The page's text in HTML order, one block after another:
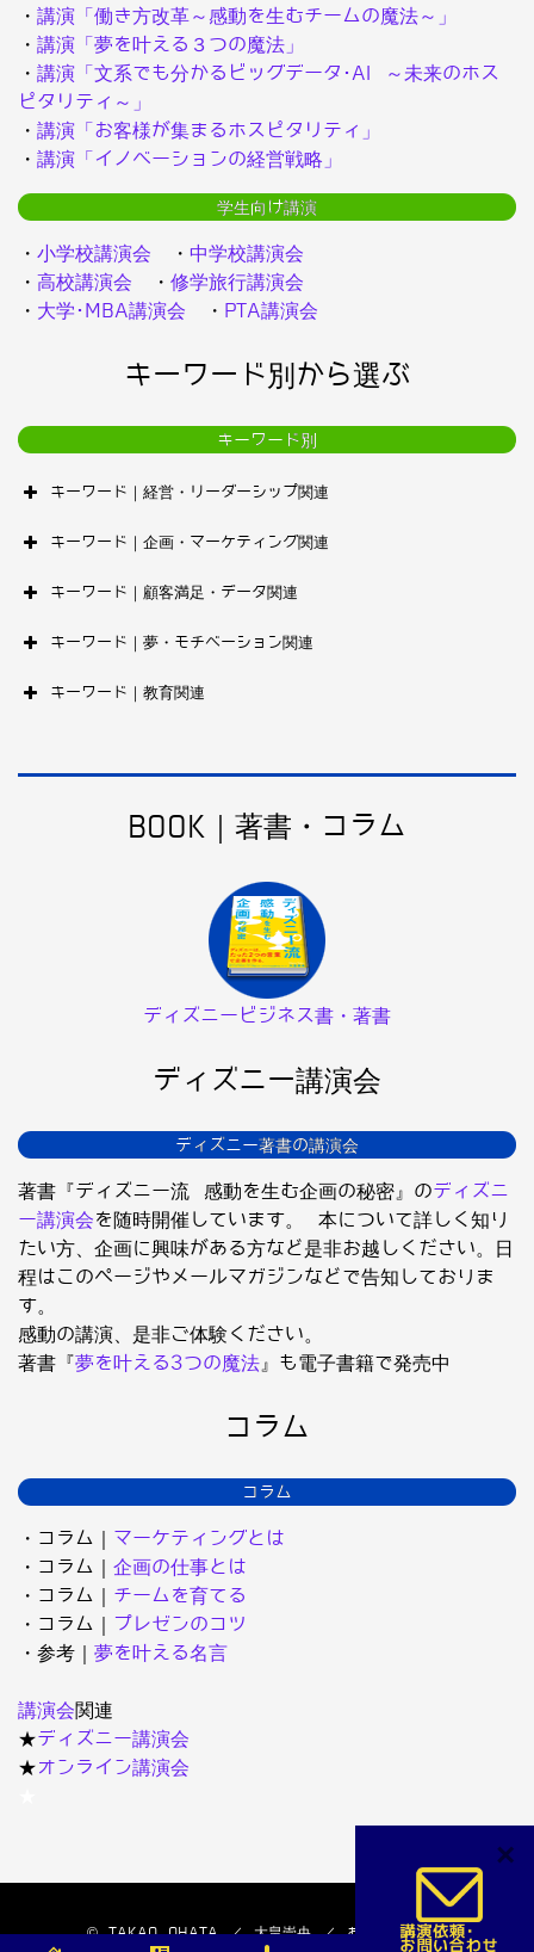
・ 講演「働き方改革～感動を生むチームの魔法～」
・ 講演「夢を叶える３つの魔法」
・ 講演「文系でも分かるビッグデータ･AI ～未来のホス
ピタリティ～」
・ 講演「お客様が集まるホスピタリティ」
・ 講演「イノベーションの経営戦略」
学生向け講演
・ 小学校講演会 ・ 中学校講演会
・ 高校講演会 ・ 修学旅行講演会
・ 大学･MBA講演会 ・ PTA講演会
キーワード別から選ぶ
キーワード別
キーワード｜経営・リーダーシップ関連
キーワード｜企画・マーケティング関連
キーワード｜顧客満足・データ関連
キーワード｜夢・モチベーション関連
キーワード｜教育関連
BOOK｜著書・コラム
ディズニービジネス書・著書
ディズニー講演会
ディズニー著書の講演会
著書『ディズニー流 感動を生む企画の秘密』のディズニ
ー講演会を随時開催しています。 本について詳しく知り
たい方、企画に興味がある方など是非お越しください。日
程はこのページやメールマガジンなどで告知しておりま
す。
感動の講演、是非ご体験ください。
著書『夢を叶える3つの魔法』も電子書籍で発売中
コラム
コラム
・コラム｜ マーケティングとは
・コラム｜ 企画の仕事とは
・コラム｜ チームを育てる
・コラム｜ プレゼンのコツ
・参考｜ 夢を叶える名言
講演会関連
★ディズニー講演会
★オンライン講演会
© TAKAO OHATA ／ 大畠崇央 ／ おおはたたかお
×